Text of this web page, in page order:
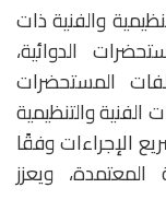
والفنية ذات
الدوائية،
المستحضرات
والتنظيمية
الإجراءات وفقًا
المعتمدة، ويعزز